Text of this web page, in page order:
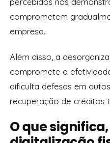
comprometem
empresa.
Além disso, a
compromete a
dificulta defesas em
recuperação de créditos
O que